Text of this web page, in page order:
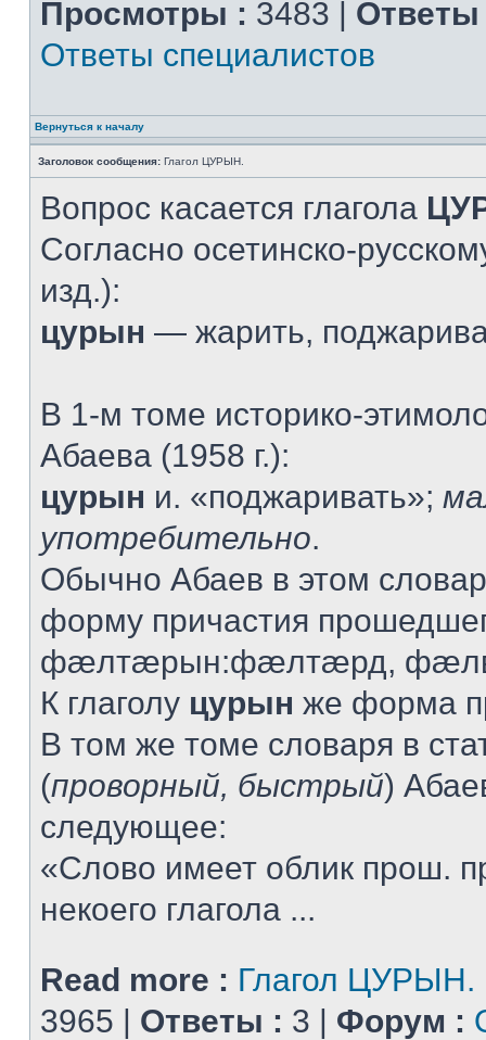
Просмотры : 3483 | Ответы
Ответы специалистов
Вернуться к началу
Заголовок сообщения: Глагол ЦУРЫН.
Вопрос касается глагола
Согласно осетинско-
изд.):
цурын — жарить,
В 1-м томе историко-
Абаева (1958 г.):
цурын и. «поджаривать»;
употребительно.
Обычно Абаев в этом
форму причастия
фæлтæрын:фæлтæрд,
К глаголу цурын же форма
В том же томе словаря в
(проворный, быстрый)
следующее:
«Слово имеет облик прош.
некоего глагола ...
Read more : Глагол ЦУРЫН.
3965 | Ответы : 3 | Форум :